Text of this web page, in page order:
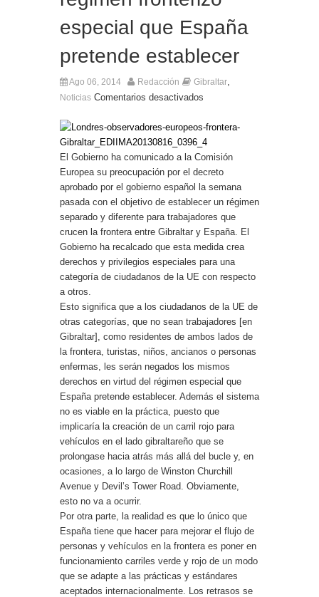
Presentado el IV Torneo de Fútbol Senior Alcalde
de San Roque, que se disputa la semana
próxima
especial que España
pretende establecer
Ago 06, 2014 Redacción Gibraltar,
Noticias Comentarios desactivados
El Gobierno ha comunicado a la Comisión
Europea su preocupación por el decreto
aprobado por el gobierno español la semana
pasada con el objetivo de establecer un régimen
separado y diferente para trabajadores que
crucen la frontera entre Gibraltar y España. El
Gobierno ha recalcado que esta medida crea
derechos y privilegios especiales para una
categoría de ciudadanos de la UE con respecto
a otros.
Esto significa que a los ciudadanos de la UE de
otras categorías, que no sean trabajadores [en
Gibraltar], como residentes de ambos lados de
la frontera, turistas, niños, ancianos o personas
enfermas, les serán negados los mismos
derechos en virtud del régimen especial que
España pretende establecer. Además el sistema
no es viable en la práctica, puesto que
implicaría la creación de un carril rojo para
vehículos en el lado gibraltareño que se
prolongase hacia atrás más allá del bucle y, en
ocasiones, a lo largo de Winston Churchill
Avenue y Devil’s Tower Road. Obviamente,
esto no va a ocurrir.
Por otra parte, la realidad es que lo único que
España tiene que hacer para mejorar el flujo de
personas y vehículos en la frontera es poner en
funcionamiento carriles verde y rojo de un modo
que se adapte a las prácticas y estándares
aceptados internacionalmente. Los retrasos se